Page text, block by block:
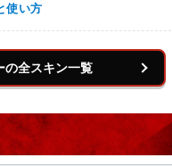
使い方
の全スキン一覧